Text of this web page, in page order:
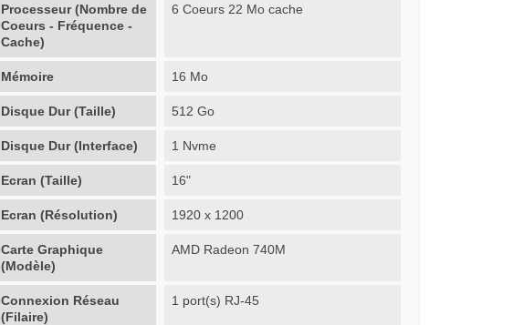
Processeur (Nombre de
Coeurs - Fréquence -
Cache)
6 Coeurs 22 Mo cache
Mémoire 16 Mo
Disque Dur (Taille) 512 Go
Disque Dur (Interface) 1 Nvme
Ecran (Taille) 16"
Ecran (Résolution) 1920 x 1200
Carte Graphique
(Modèle)
AMD Radeon 740M
Connexion Réseau
(Filaire)
1 port(s) RJ-45